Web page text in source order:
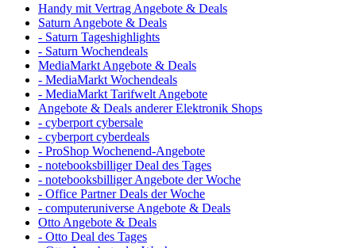
Handy mit Vertrag Angebote & Deals
Saturn Angebote & Deals
- Saturn Tageshighlights
- Saturn Wochendeals
MediaMarkt Angebote & Deals
- MediaMarkt Wochendeals
- MediaMarkt Tarifwelt Angebote
Angebote & Deals anderer Elektronik Shops
- cyberport cybersale
- cyberport cyberdeals
- ProShop Wochenend-Angebote
- notebooksbilliger Deal des Tages
- notebooksbilliger Angebote der Woche
- Office Partner Deals der Woche
- computeruniverse Angebote & Deals
Otto Angebote & Deals
- Otto Deal des Tages